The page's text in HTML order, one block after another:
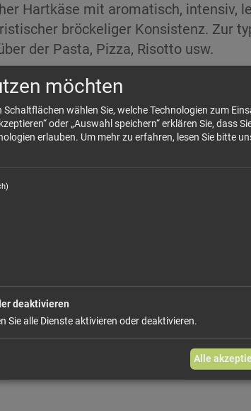
Hartkäse mit aromatisch, intensiv,
bröckeliger Konsistenz. Zur
der Pasta, Pizza, Risotto usw.
kräftiger als der kassische Grana
, Käse- und Wurststücke sind
Produzenten...
In den Warenkorb
weiter einkaufen
möchten
wählen Sie, welche Technologien zum
oder „Auswahl speichern“ erklären Sie, dass
erlauben. Um mehr zu erfahren, lesen Sie bitte
deaktivieren
Sie alle Dienste aktivieren oder deaktivieren.
Alle